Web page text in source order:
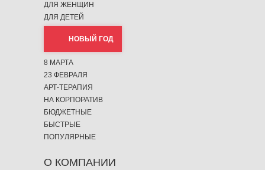
О КОМПАНИИ
ДЛЯ ЖЕНЩИН
ДЛЯ ДЕТЕЙ
НОВЫЙ ГОД
8 МАРТА
23 ФЕВРАЛЯ
АРТ-ТЕРАПИЯ
НА КОРПОРАТИВ
БЮДЖЕТНЫЕ
БЫСТРЫЕ
ПОПУЛЯРНЫЕ